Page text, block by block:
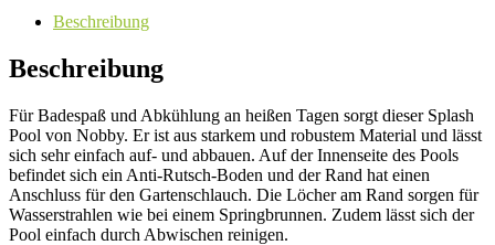
Beschreibung
Beschreibung
Für Badespaß und Abkühlung an heißen Tagen sorgt dieser Splash
Pool von Nobby. Er ist aus starkem und robustem Material und lässt
sich sehr einfach auf- und abbauen. Auf der Innenseite des Pools
befindet sich ein Anti-Rutsch-Boden und der Rand hat einen
Anschluss für den Gartenschlauch. Die Löcher am Rand sorgen für
Wasserstrahlen wie bei einem Springbrunnen. Zudem lässt sich der
Pool einfach durch Abwischen reinigen.